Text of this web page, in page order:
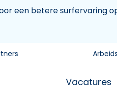
een betere surfervaring
Vacatures